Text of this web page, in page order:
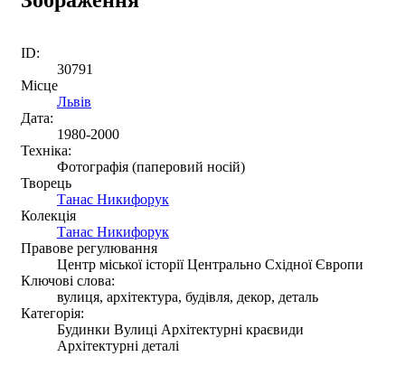
ID:
30791
Місце
Львів
Дата:
1980-2000
Техніка:
Фотографія (паперовий носій)
Творець
Танас Никифорук
Колекція
Танас Никифорук
Правове регулювання
Центр міської історії Центрально Східної Європи
Ключові слова:
вулиця, архітектура, будівля, декор, деталь
Категорія:
Будинки Вулиці Архітектурні краєвиди
Архітектурні деталі